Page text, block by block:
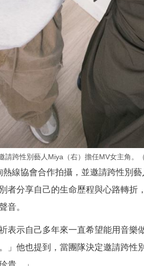
請跨性別藝人Miya（右）擔任MV女主角。
線協會合作拍攝，並邀請跨性別
者分享自己的生命歷程與心路轉
音。
表示自己多年來一直希望能用音
」他也提到，當團隊決定邀請跨